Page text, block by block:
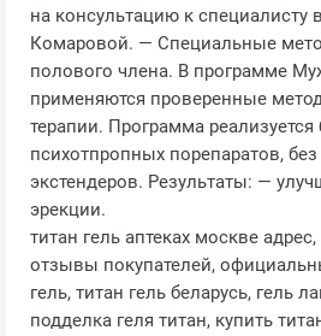
на консультацию к специалисту
Комаровой. — Специальные
полового члена. В программе
применяются проверенные
терапии. Программа реализуется
психотпропных порепаратов, без
экстендеров. Результаты: —
эрекции.
титан гель аптеках москве
отзывы покупателей,
гель, титан гель беларусь, гель
подделка геля титан, купить